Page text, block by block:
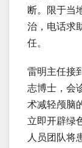
断。限于当
治，电话求
任。
雷明主任接
志博士，会
术减轻颅脑
立即开辟绿
人员团队将